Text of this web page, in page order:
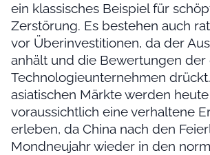
ein klassisches Beispiel für
Zerstörung. Es bestehen auch
vor Überinvestitionen, da der
anhält und die Bewertungen der
Technologieunternehmen
asiatischen Märkte werden heute
voraussichtlich eine verhaltene
erleben, da China nach den
Mondneujahr wieder in den